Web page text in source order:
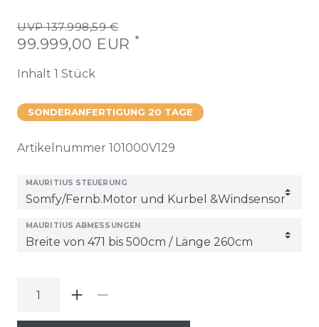
UVP 137.998,59 €
99.999,00 EUR *
Inhalt 1 Stück
SONDERANFERTIGUNG 20 TAGE
Artikelnummer 101000V129
MAURITIUS STEUERUNG
MAURITIUS ABMESSUNGEN